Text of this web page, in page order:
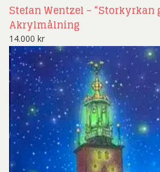
Stefan Wentzel – “Storkyrkan
Akrylmålning
14.000 kr